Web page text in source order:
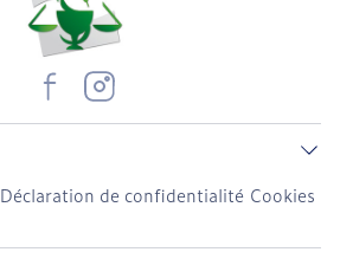
Déclaration de confidentialité Cookies